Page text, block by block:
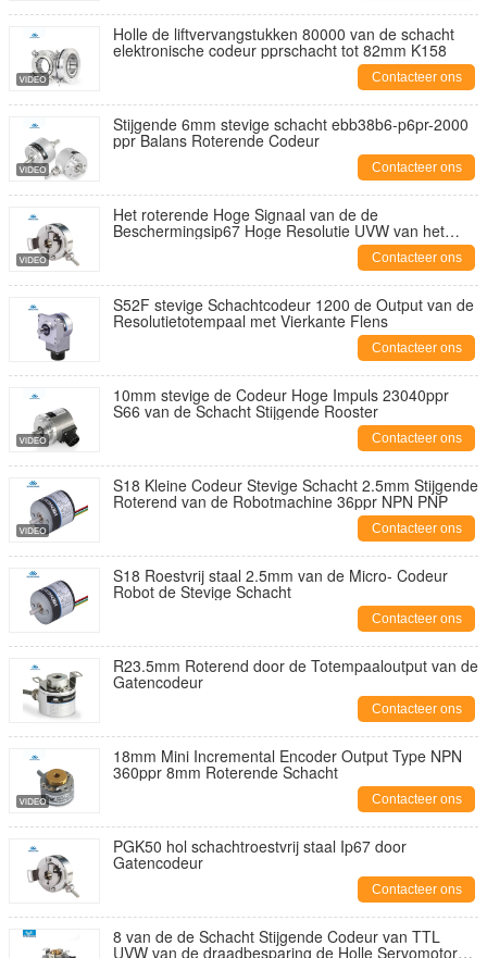
Holle de liftvervangstukken 80000 van de schacht
elektronische codeur pprschacht tot 82mm K158
Contacteer ons
Stijgende 6mm stevige schacht ebb38b6-p6pr-2000
ppr Balans Roterende Codeur
Contacteer ons
Het roterende Hoge Signaal van de de
Beschermingsip67 Hoge Resolutie UVW van het
Contacteer ons
S52F stevige Schachtcodeur 1200 de Output van de
Resolutietotempaal met Vierkante Flens
Contacteer ons
10mm stevige de Codeur Hoge Impuls 23040ppr
S66 van de Schacht Stijgende Rooster
Contacteer ons
S18 Kleine Codeur Stevige Schacht 2.5mm Stijgende
Roterend van de Robotmachine 36ppr NPN PNP
Contacteer ons
S18 Roestvrij staal 2.5mm van de Micro- Codeur
Robot de Stevige Schacht
Contacteer ons
R23.5mm Roterend door de Totempaaloutput van de
Gatencodeur
Contacteer ons
18mm Mini Incremental Encoder Output Type NPN
360ppr 8mm Roterende Schacht
Contacteer ons
PGK50 hol schachtroestvrij staal Ip67 door
Gatencodeur
Contacteer ons
8 van de de Schacht Stijgende Codeur van TTL
UVW van de draadbesparing de Holle Servomotor